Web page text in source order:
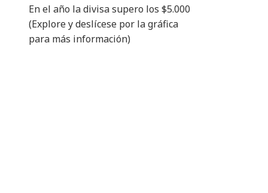
En el año la divisa supero los $5.000
(Explore y deslícese por la gráfica
para más información)